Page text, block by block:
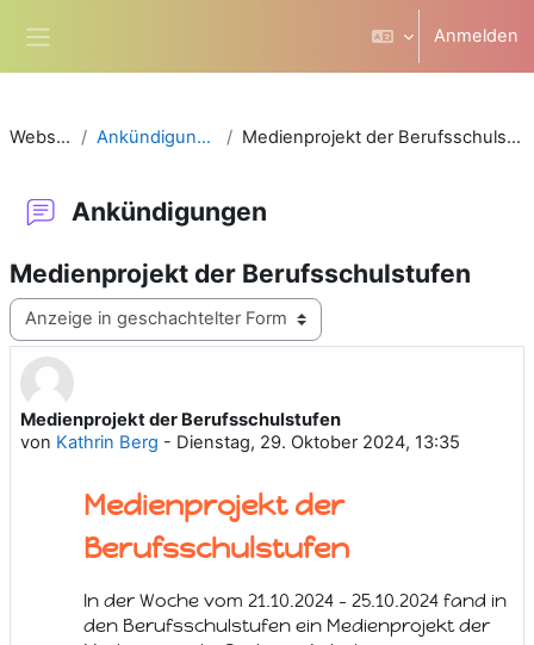
Anmelden
Website Ankündigungen Medienprojekt der Berufsschulstufen
Ankündigungen
Medienprojekt der Berufsschulstufen
Anzeigemodus
Medienprojekt der Berufsschulstufen
von Kathrin Berg - Dienstag, 29. Oktober 2024, 13:35
Anzahl Antworten: 0
Medienprojekt der
Berufsschulstufen
In der Woche vom 21.10.2024 – 25.10.2024 fand in
den Berufsschulstufen ein Medienprojekt der